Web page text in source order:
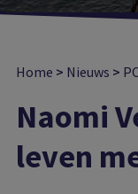
Home > Nieuws >
Naomi
leven